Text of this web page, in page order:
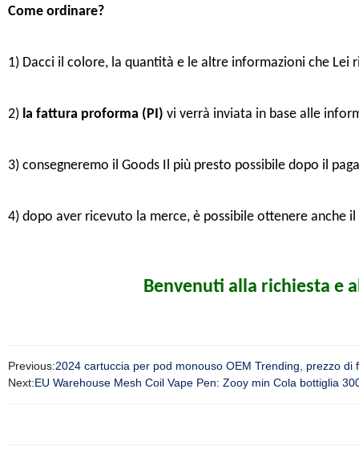
Come ordinare?
1) Dacci il colore, la quantità e le altre informazioni che Lei
2)la fattura proforma (PI) vi verrà inviata in base alle
3) consegneremo il Goods Il più presto possibile dopo il
4) dopo aver ricevuto la merce, è possibile ottenere anche
Benvenuti alla richiesta e
Previous:2024 cartuccia per pod monouso OEM Trending, prezzo
Next:EU Warehouse Mesh Coil Vape Pen: Zooy min Cola bottiglia